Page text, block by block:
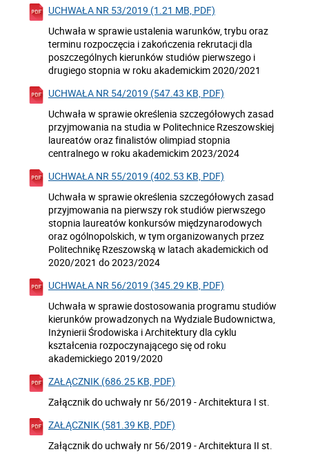
UCHWAŁA NR 53/2019 (1.21 MB, PDF)
Uchwała w sprawie ustalenia warunków, trybu oraz
terminu rozpoczęcia i zakończenia rekrutacji dla
poszczególnych kierunków studiów pierwszego i
drugiego stopnia w roku akademickim 2020/2021
UCHWAŁA NR 54/2019 (547.43 KB, PDF)
Uchwała w sprawie określenia szczegółowych zasad
przyjmowania na studia w Politechnice Rzeszowskiej
laureatów oraz finalistów olimpiad stopnia
centralnego w roku akademickim 2023/2024
UCHWAŁA NR 55/2019 (402.53 KB, PDF)
Uchwała w sprawie określenia szczegółowych zasad
przyjmowania na pierwszy rok studiów pierwszego
stopnia laureatów konkursów międzynarodowych
oraz ogólnopolskich, w tym organizowanych przez
Politechnikę Rzeszowską w latach akademickich od
2020/2021 do 2023/2024
UCHWAŁA NR 56/2019 (345.29 KB, PDF)
Uchwała w sprawie dostosowania programu studiów
kierunków prowadzonych na Wydziale Budownictwa,
Inżynierii Środowiska i Architektury dla cyklu
kształcenia rozpoczynającego się od roku
akademickiego 2019/2020
ZAŁĄCZNIK (686.25 KB, PDF)
Załącznik do uchwały nr 56/2019 - Architektura I st.
ZAŁĄCZNIK (581.39 KB, PDF)
Załącznik do uchwały nr 56/2019 - Architektura II st.